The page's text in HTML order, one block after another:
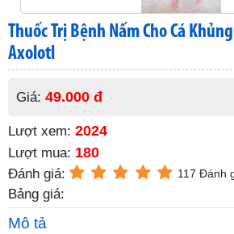
Thuốc Trị Bệnh Nấm Cho Cá
Axolotl
Giá: 49.000 đ
Lượt xem: 2024
Lượt mua: 180
Đánh giá: 117 Đánh
Bảng giá:
Mô tả